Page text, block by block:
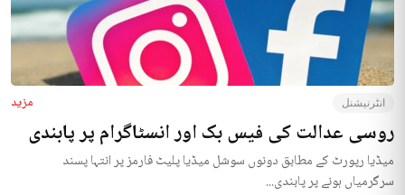
انٹرنیشنل مزید
روسی عدالت کی فیس بک اور انسٹاگرام پر پابندی
میڈیا رپورٹ کے مطابق دونوں سوشل میڈیا پلیٹ فارمز پر انتہا پسند
سرگرمیاں ہونے پر پابندی...